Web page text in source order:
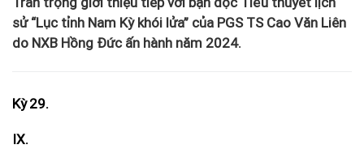
sử “Lục tỉnh Nam Kỳ khói lửa” của PGS TS Cao Văn Liên
do NXB Hồng Đức ấn hành năm 2024.
Kỳ 29.
IX.